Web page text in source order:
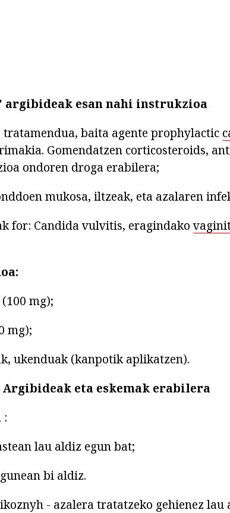
esan nahi instrukzioa
baita agente prophylactic
Gomendatzen corticosteroids,
ondoren droga erabilera;
mukosa, iltzeak, eta azalaren
for: Candida vulvitis, eragindako
mg);
mg);
ukenduak (kanpotik aplikatzen).
eta eskemak erabilera
:
lau aldiz egun bat;
bi aldiz.
- azalera tratatzeko gehienez lau